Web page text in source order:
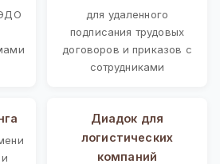
для удаленного
подписания трудовых
договоров и приказов с
сотрудниками
Диадок для
логистических
компаний